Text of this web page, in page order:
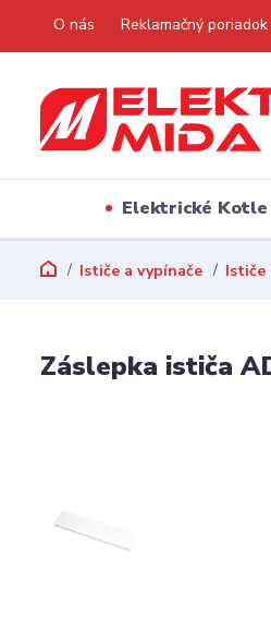
O nás Reklamačný poriadok
Elektrické Kotle
Ističe a vypínače Ističe
Záslepka ističa